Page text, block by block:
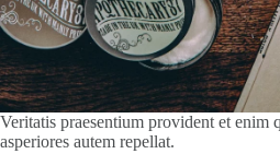
Veritatis praesentium provident et enim
asperiores autem repellat.